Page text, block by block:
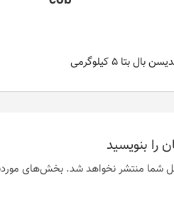
بتا 5 کیلوگرمی
را بنویسید
شما منتشر نخواهد شد. بخش‌های